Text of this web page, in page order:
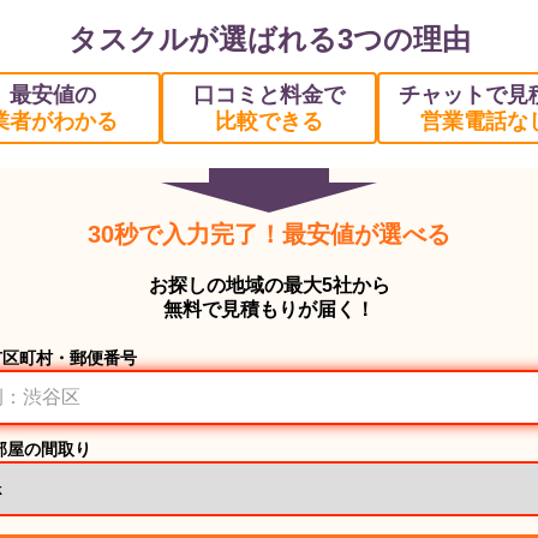
タスクルが選ばれる3つの理由
最安値の
者がわかる
口コミと料金で
比較できる
チャットで見
営業電話な
30秒で入力完了！最安値が選べる
お探しの地域の最大5社から
無料で見積もりが届く！
町村・郵便番号
の間取り